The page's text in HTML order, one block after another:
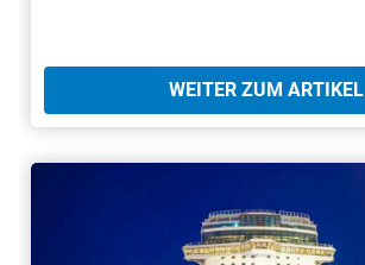
WEITER ZUM ARTIKEL